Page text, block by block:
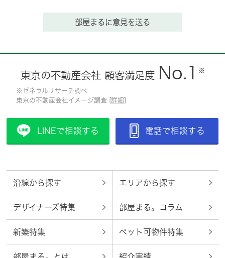
部屋まるに意見を送る
東京の不動産会社 顧客満足度 No.1 ※
※ゼネラルリサーチ調べ
東京の不動産会社イメージ調査 [詳細]
LINEで相談する 電話で相談する
沿線から探す エリアから探す
デザイナーズ特集 部屋まる。コラム
新築特集 ペット可物件特集